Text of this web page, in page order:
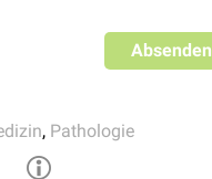
Absenden
, Pathologie